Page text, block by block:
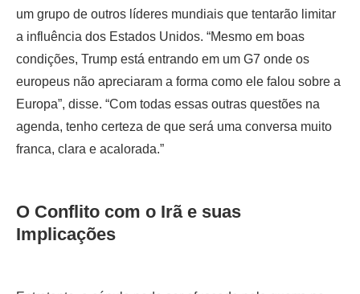
um grupo de outros líderes mundiais que tentarão limitar
a influência dos Estados Unidos. “Mesmo em boas
condições, Trump está entrando em um G7 onde os
europeus não apreciaram a forma como ele falou sobre a
Europa”, disse. “Com todas essas outras questões na
agenda, tenho certeza de que será uma conversa muito
franca, clara e acalorada.”
O Conflito com o Irã e suas
Implicações